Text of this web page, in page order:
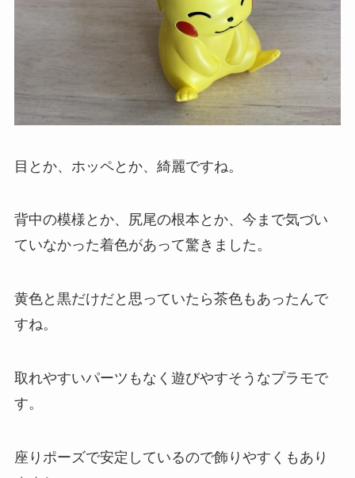
目とか、ホッペとか、綺麗ですね。
背中の模様とか、尻尾の根本とか、今まで気づい
ていなかった着色があって驚きました。
黄色と黒だけだと思っていたら茶色もあったんで
すね。
取れやすいパーツもなく遊びやすそうなプラモで
す。
座りポーズで安定しているので飾りやすくもあり